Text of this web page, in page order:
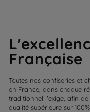
Française
Toutes nos confiseries et
en France, dans chaque
traditionnel l'exige, afin
qualité supérieure sur